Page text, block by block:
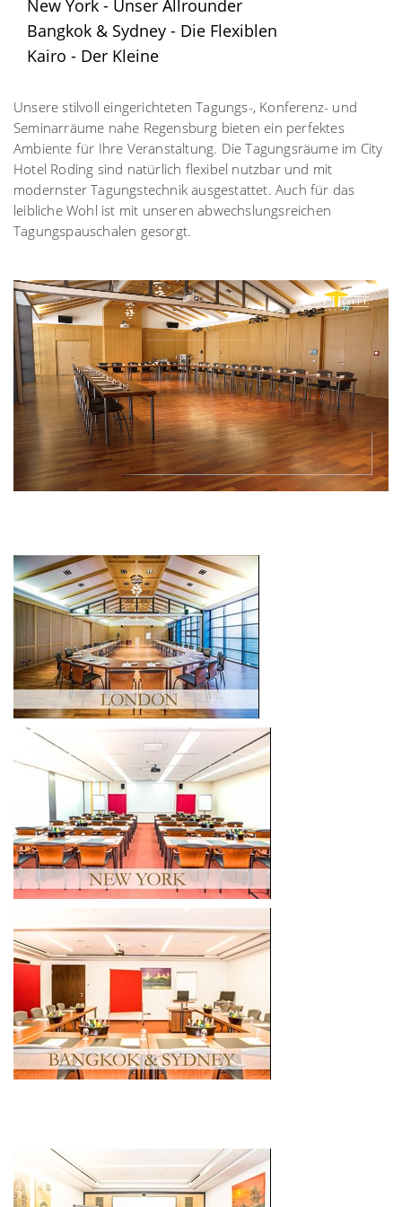
New York - Unser Allrounder
Bangkok & Sydney - Die Flexiblen
Kairo - Der Kleine
Unsere stilvoll eingerichteten Tagungs-, Konferenz- und
Seminarräume nahe Regensburg bieten ein perfektes
Ambiente für Ihre Veranstaltung. Die Tagungsräume im City
Hotel Roding sind natürlich flexibel nutzbar und mit
modernster Tagungstechnik ausgestattet. Auch für das
leibliche Wohl ist mit unseren abwechslungsreichen
Tagungspauschalen gesorgt.